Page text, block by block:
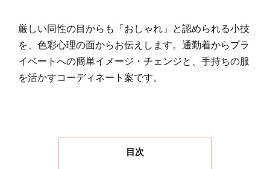
厳しい同性の目からも「おしゃれ」と認められる小技
を、色彩心理の面からお伝えします。通勤着からプラ
イベートへの簡単イメージ・チェンジと、手持ちの服
を活かすコーディネート案です。
目次